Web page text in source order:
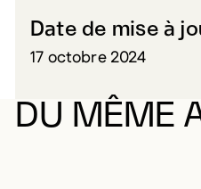
Date de mise à
17 octobre 2024
DU MÊME